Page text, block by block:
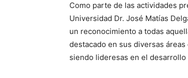
Como parte de las actividades
Universidad Dr. José Matías
un reconocimiento a todas
destacado en sus diversas
siendo lideresas en el